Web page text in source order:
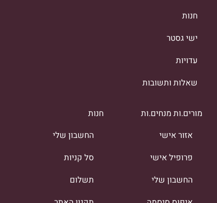
חנות
ישי גסטר
עדויות
שאלות ותשובות
מורים.ות מנחים.ות
אזור אישי
פרופיל אישי
החשבון שלי
חנות
החשבון שלי
סל קניות
תשלום